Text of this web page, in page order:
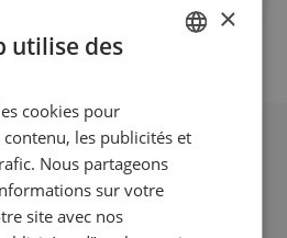
vous
GOODWAY BENELUX - EN
GOODWAY BENELUX - DE
FRENCH
SPANISH
×
utilise des
cookies pour
les publicités et
Nous partageons
sur votre
site avec nos